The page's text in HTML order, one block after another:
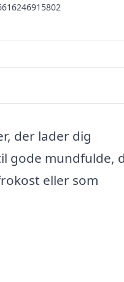
der lader dig
gode mundfulde,
eller som